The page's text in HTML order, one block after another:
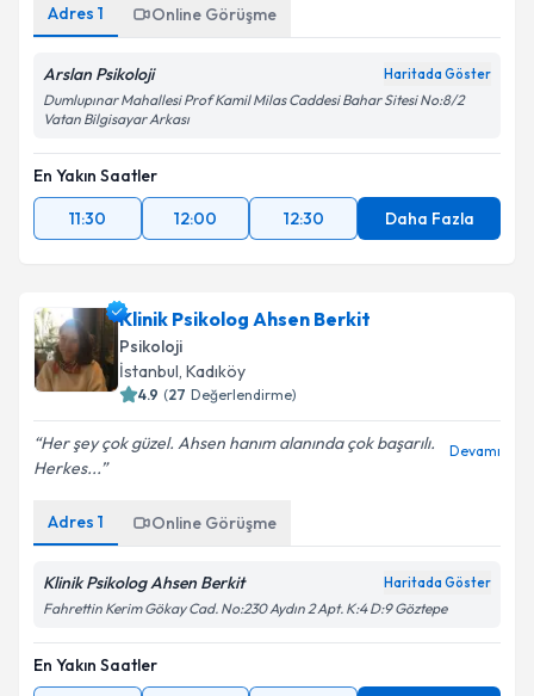
Adres 1 Online Görüşme
Arslan Psikoloji Haritada Göster
Dumlupınar Mahallesi Prof Kamil Milas Caddesi Bahar Sitesi No:8/2
Vatan Bilgisayar Arkası
En Yakın Saatler
11:30
12:00 12:30 Daha Fazla
Klinik Psikolog Ahsen Berkit
Psikoloji
İstanbul, Kadıköy
4.9 (27 Değerlendirme)
Her şey çok güzel. Ahsen hanım alanında çok başarılı.
Herkes...
Devamı
Adres 1 Online Görüşme
Klinik Psikolog Ahsen Berkit Haritada Göster
Fahrettin Kerim Gökay Cad. No:230 Aydın 2 Apt. K:4 D:9 Göztepe
En Yakın Saatler